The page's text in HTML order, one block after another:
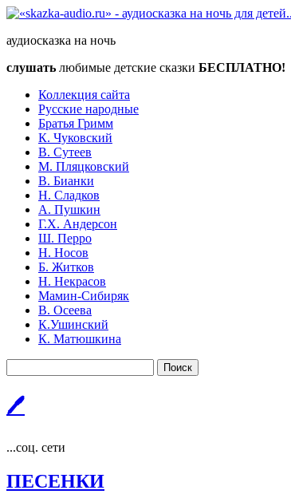
аудиосказка на ночь
слушать любимые детские сказки БЕСПЛАТНО!
Коллекция сайта
Русские народные
Братья Гримм
К. Чуковский
В. Сутеев
М. Пляцковский
В. Бианки
Н. Сладков
А. Пушкин
Г.Х. Андерсон
Ш. Перро
Н. Носов
Б. Житков
Н. Некрасов
Мамин-Сибиряк
В. Осеева
К.Ушинский
К. Матюшкина
Поиск
🖊
...соц. сети
ПЕСЕНКИ